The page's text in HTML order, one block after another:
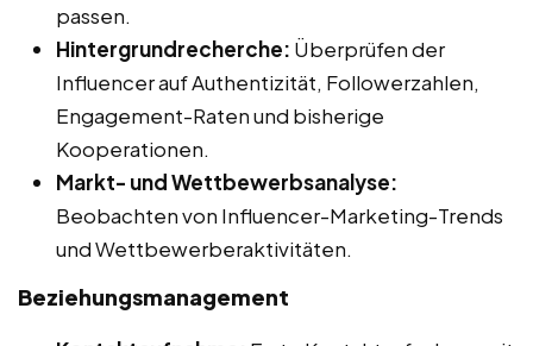
passen.
Hintergrundrecherche: Überprüfen der
Influencer auf Authentizität, Followerzahlen,
Engagement-Raten und bisherige
Kooperationen.
Markt- und Wettbewerbsanalyse:
Beobachten von Influencer-Marketing-Trends
und Wettbewerberaktivitäten.
Beziehungsmanagement